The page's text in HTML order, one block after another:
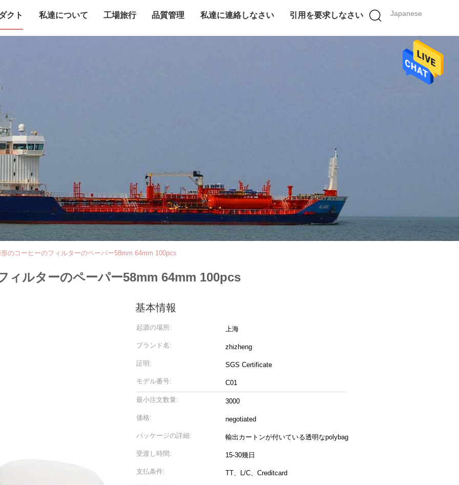
Japanese
クト 私達について 工場旅行 品質管理 私達に連絡しなさい 引用を要求しなさい
のコーヒーのフィルターのペーパー58mm 64mm 100pcs
ィルターのペーパー58mm 64mm 100pcs
基本情報
起源の場所: 上海
ブランド名: zhizheng
証明: SGS Certificate
モデル番号: C01
最小注文数量: 3000
価格: negotiated
パッケージの詳細: 輸出カートンが付いている透明なpolybag
受渡し時間: 15-30幾日
支払条件: TT、L/C、Creditcard